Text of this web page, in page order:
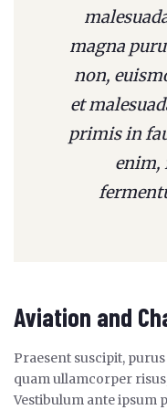
magna
non,
et
primis in
enim,
Aviation and
Praesent suscipit,
quam ullamcorper
Vestibulum ante ipsum